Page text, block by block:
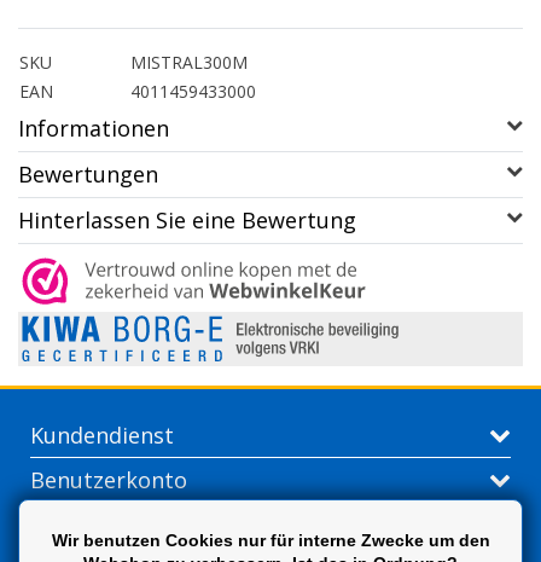
SKU
MISTRAL300M
EAN
4011459433000
Informationen
Bewertungen
Hinterlassen Sie eine Bewertung
Kundendienst
Benutzerkonto
Wir benutzen Cookies nur für interne Zwecke um den